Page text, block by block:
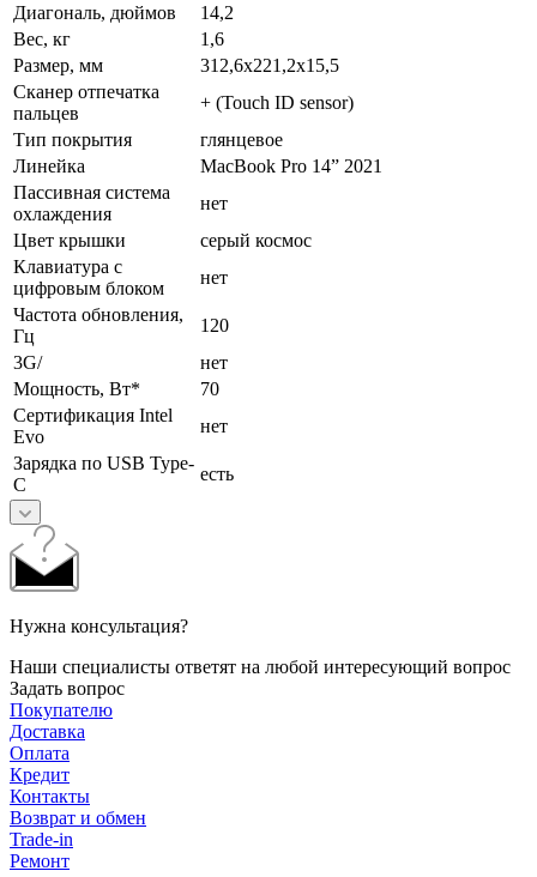
Диагональ, дюймов
14,2
Вес, кг
1,6
Размер, мм
312,6x221,2x15,5
Сканер отпечатка
пальцев
+ (Touch ID sensor)
Тип покрытия
глянцевое
Линейка
MacBook Pro 14” 2021
Пассивная система
охлаждения
нет
Цвет крышки
серый космос
Клавиатура с
цифровым блоком
нет
Частота обновления,
Гц
120
3G/
нет
Мощность, Вт*
70
Сертификация Intel
Evo
нет
Зарядка по USB Type-
C
есть
Нужна консультация?
Наши специалисты ответят на любой интересующий вопрос
Задать вопрос
Покупателю
Доставка
Оплата
Кредит
Контакты
Возврат и обмен
Trade-in
Ремонт